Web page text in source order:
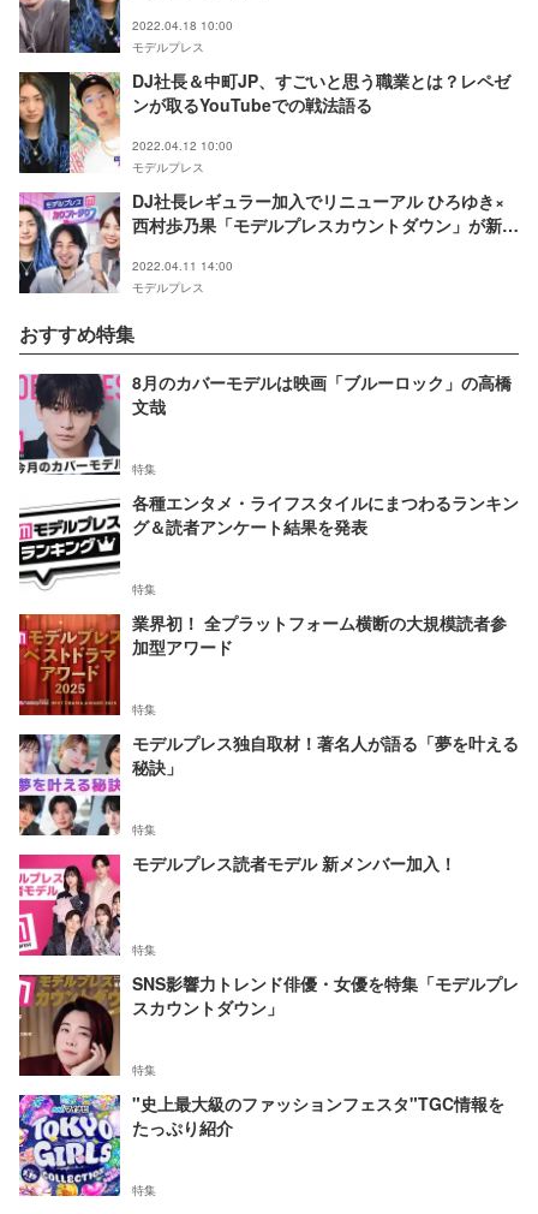
2022.04.18 10:00
モデルプレス
DJ社長＆中町JP、すごいと思う職業とは？レペゼ
ンが取るYouTubeでの戦法語る
2022.04.12 10:00
モデルプレス
DJ社長レギュラー加入でリニューアル ひろゆき×
西村歩乃果「モデルプレスカウントダウン」が新装
2022.04.11 14:00
モデルプレス
おすすめ特集
8月のカバーモデルは映画「ブルーロック」の高橋
文哉
特集
各種エンタメ・ライフスタイルにまつわるランキン
グ＆読者アンケート結果を発表
特集
業界初！ 全プラットフォーム横断の大規模読者参
加型アワード
特集
モデルプレス独自取材！著名人が語る「夢を叶える
秘訣」
特集
モデルプレス読者モデル 新メンバー加入！
特集
SNS影響力トレンド俳優・女優を特集「モデルプレ
スカウントダウン」
特集
"史上最大級のファッションフェスタ"TGC情報を
たっぷり紹介
特集